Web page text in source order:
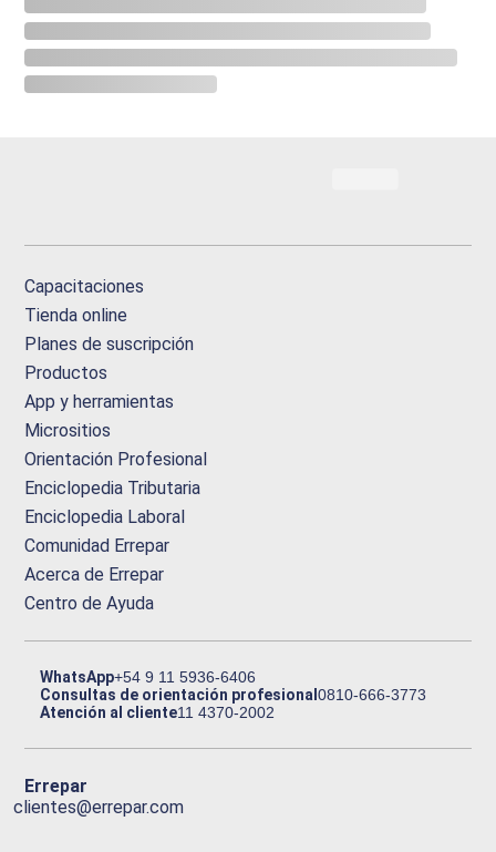
Capacitaciones
Tienda online
Planes de suscripción
Productos
App y herramientas
Micrositios
Orientación Profesional
Enciclopedia Tributaria
Enciclopedia Laboral
Comunidad Errepar
Acerca de Errepar
Centro de Ayuda
WhatsApp+54 9 11 5936-6406
Consultas de orientación profesional0810-666-3773
Atención al cliente11 4370-2002
Errepar
clientes@errepar.com